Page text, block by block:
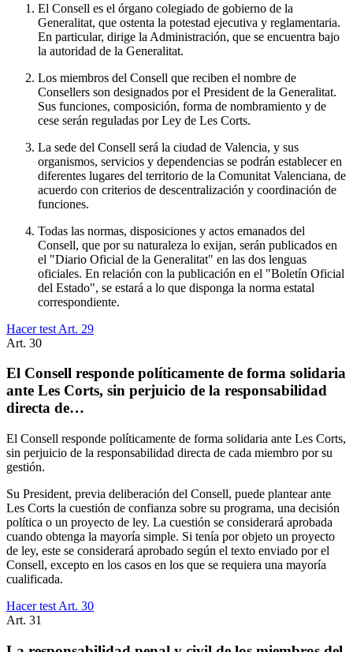
El Consell es el órgano colegiado de gobierno de la
Generalitat, que ostenta la potestad ejecutiva y reglamentaria.
En particular, dirige la Administración, que se encuentra bajo
la autoridad de la Generalitat.
Los miembros del Consell que reciben el nombre de
Consellers son designados por el President de la Generalitat.
Sus funciones, composición, forma de nombramiento y de
cese serán reguladas por Ley de Les Corts.
La sede del Consell será la ciudad de Valencia, y sus
organismos, servicios y dependencias se podrán establecer en
diferentes lugares del territorio de la Comunitat Valenciana, de
acuerdo con criterios de descentralización y coordinación de
funciones.
Todas las normas, disposiciones y actos emanados del
Consell, que por su naturaleza lo exijan, serán publicados en
el "Diario Oficial de la Generalitat" en las dos lenguas
oficiales. En relación con la publicación en el "Boletín Oficial
del Estado", se estará a lo que disponga la norma estatal
correspondiente.
Hacer test Art. 29
Art. 30
El Consell responde políticamente de forma solidaria
ante Les Corts, sin perjuicio de la responsabilidad
directa de…
El Consell responde políticamente de forma solidaria ante Les Corts,
sin perjuicio de la responsabilidad directa de cada miembro por su
gestión.
Su President, previa deliberación del Consell, puede plantear ante
Les Corts la cuestión de confianza sobre su programa, una decisión
política o un proyecto de ley. La cuestión se considerará aprobada
cuando obtenga la mayoría simple. Si tenía por objeto un proyecto
de ley, este se considerará aprobado según el texto enviado por el
Consell, excepto en los casos en los que se requiera una mayoría
cualificada.
Hacer test Art. 30
Art. 31